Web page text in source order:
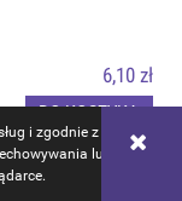
i zgodnie z
lub
6,10 zł
DO KOSZYKA